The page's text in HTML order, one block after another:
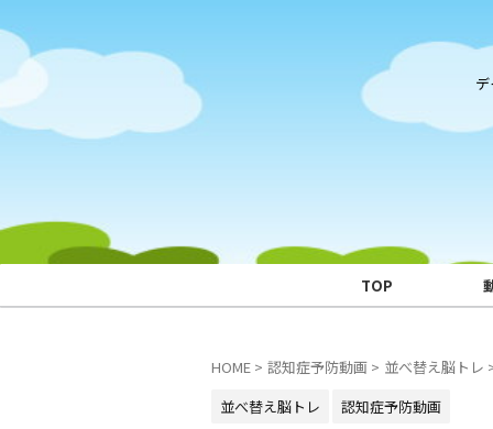
TOP
HOME > 認知症予防動画 > 並べ替え脳トレ
並べ替え脳トレ
認知症予防動画